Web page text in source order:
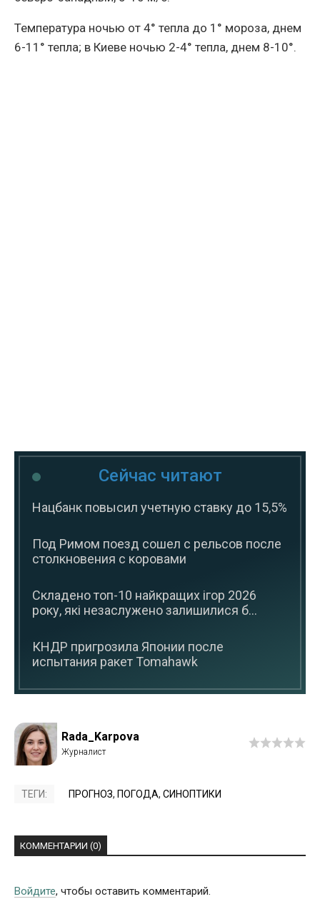
Температура ночью от 4° тепла до 1° мороза, днем ​​
6-11° тепла; в Киеве ночью 2-4° тепла, днем ​​8-10°.
Сейчас читают
Нацбанк повысил учетную ставку до 15,5%
Под Римом поезд сошел с рельсов после
столкновения с коровами
Складено топ-10 найкращих ігор 2026
року, які незаслужено залишилися б...
КНДР пригрозила Японии после
испытания ракет Tomahawk
Rada_Karpova
ТЕГИ: ПРОГНОЗ, ПОГОДА, СИНОПТИКИ
КОММЕНТАРИИ (0)
Войдите, чтобы оставить комментарий.